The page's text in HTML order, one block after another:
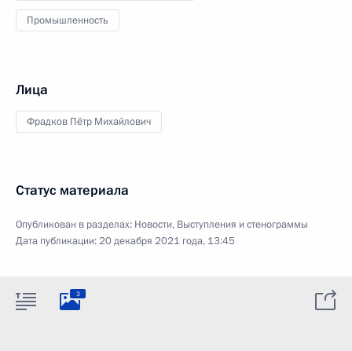
Промышленность
Лица
Фрадков Пётр Михайлович
Статус материала
Опубликован в разделах: Новости, Выступления и стенограммы
Дата публикации:20 декабря 2021 года, 13:45
3